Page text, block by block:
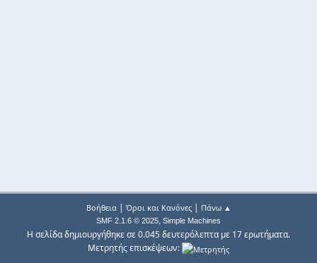
Βοήθεια| Όροι και Κανόνες| Πάνω ▲
SMF 2.1.6 © 2025, Simple Machines
Η σελίδα δημιουργήθηκε σε 0.045 δευτερόλεπτα με 17 ερωτήματα.
Μετρητής επισκέψεων: